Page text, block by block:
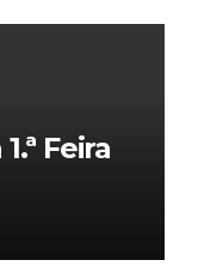
Feira